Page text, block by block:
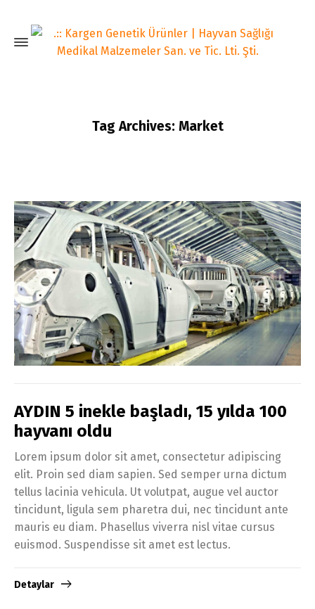
Tag Archives: Market
AYDIN 5 inekle başladı, 15 yılda 100
hayvanı oldu
Lorem ipsum dolor sit amet, consectetur adipiscing
elit. Proin sed diam sapien. Sed semper urna dictum
tellus lacinia vehicula. Ut volutpat, augue vel auctor
tincidunt, ligula sem pharetra dui, nec tincidunt ante
mauris eu diam. Phasellus viverra nisl vitae cursus
euismod. Suspendisse sit amet est lectus.
Detaylar